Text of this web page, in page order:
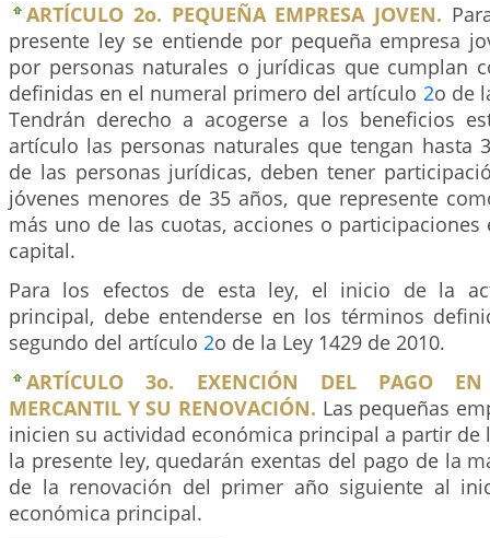
ARTÍCULO 2o. PEQUEÑA EMPRESA JOVEN.
presente ley se entiende por pequeña empresa
por personas naturales o jurídicas que cumplan
definidas en el numeral primero del artículo 2o de
Tendrán derecho a acogerse a los beneficios
artículo las personas naturales que tengan hasta
de las personas jurídicas, deben tener
jóvenes menores de 35 años, que represente
más uno de las cuotas, acciones o
capital.
Para los efectos de esta ley, el inicio de la
principal, debe entenderse en los términos
segundo del artículo 2o de la Ley 1429 de 2010.
ARTÍCULO 3o. EXENCIÓN DEL PAGO
MERCANTIL Y SU RENOVACIÓN. Las pequeñas
inicien su actividad económica principal a partir de
la presente ley, quedarán exentas del pago de la
de la renovación del primer año siguiente al
económica principal.